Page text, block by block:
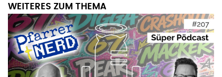
WEITERES ZUM THEMA